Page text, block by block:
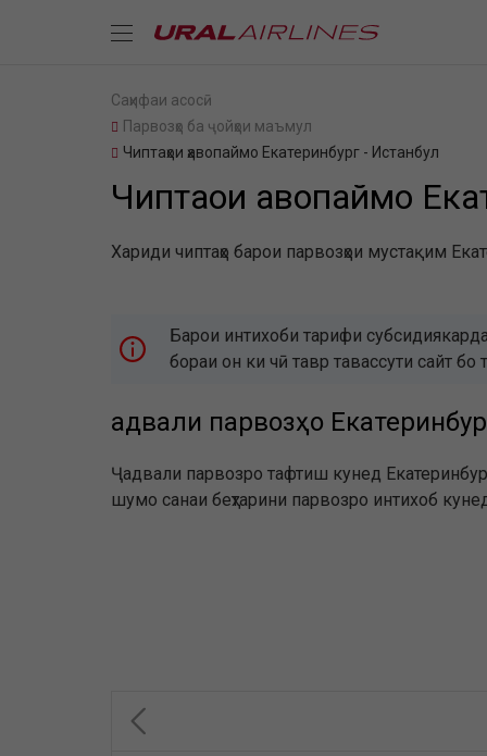
Саҳифаи асосӣ
Парвозҳо ба ҷойҳои маъмул
Чиптаҳои ҳавопаймо Екатеринбург - Истанбул
Чиптаҳои ҳавопаймо
Хариди чиптаҳо барои парвозҳои мустақим
Барои интихоби тарифи
бораи он ки чӣ тавр тавассути сайт
Ҷадвали парвозҳо
Ҷадвали парвозро тафтиш кунед
шумо санаи беҳтарини парвозро интихоб